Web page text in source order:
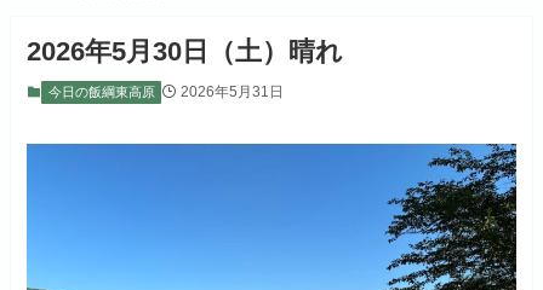
2026年5月30日（土）晴れ
今日の飯綱東高原 2026年5月31日